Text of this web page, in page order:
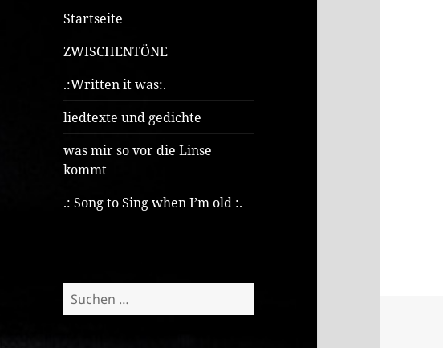
Startseite
ZWISCHENTÖNE
.:Written it was:.
liedtexte und gedichte
was mir so vor die Linse
kommt
.: Song to Sing when I’m old :.
Suchen
nach: